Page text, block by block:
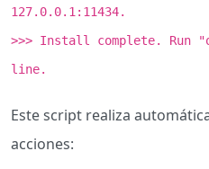
127.0.0.1:11434.
>>> Install complete. Run
line.
Este script realiza
acciones: